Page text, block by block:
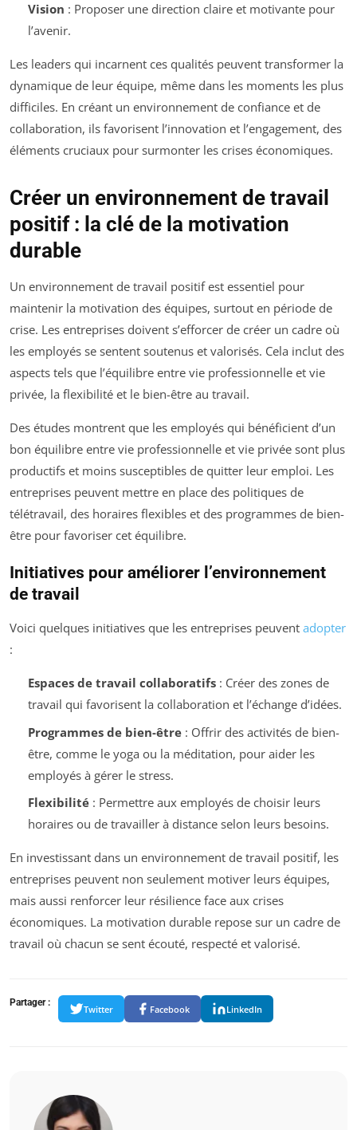
Vision : Proposer une direction claire et motivante pour
l’avenir.
Les leaders qui incarnent ces qualités peuvent transformer la
dynamique de leur équipe, même dans les moments les plus
difficiles. En créant un environnement de confiance et de
collaboration, ils favorisent l’innovation et l’engagement, des
éléments cruciaux pour surmonter les crises économiques.
Créer un environnement de travail
positif : la clé de la motivation
durable
Un environnement de travail positif est essentiel pour
maintenir la motivation des équipes, surtout en période de
crise. Les entreprises doivent s’efforcer de créer un cadre où
les employés se sentent soutenus et valorisés. Cela inclut des
aspects tels que l’équilibre entre vie professionnelle et vie
privée, la flexibilité et le bien-être au travail.
Des études montrent que les employés qui bénéficient d’un
bon équilibre entre vie professionnelle et vie privée sont plus
productifs et moins susceptibles de quitter leur emploi. Les
entreprises peuvent mettre en place des politiques de
télétravail, des horaires flexibles et des programmes de bien-
être pour favoriser cet équilibre.
Initiatives pour améliorer l’environnement
de travail
Voici quelques initiatives que les entreprises peuvent adopter
:
Espaces de travail collaboratifs: Créer des zones de
travail qui favorisent la collaboration et l’échange d’idées.
Programmes de bien-être: Offrir des activités de bien-
être, comme le yoga ou la méditation, pour aider les
employés à gérer le stress.
Flexibilité: Permettre aux employés de choisir leurs
horaires ou de travailler à distance selon leurs besoins.
En investissant dans un environnement de travail positif, les
entreprises peuvent non seulement motiver leurs équipes,
mais aussi renforcer leur résilience face aux crises
économiques. La motivation durable repose sur un cadre de
travail où chacun se sent écouté, respecté et valorisé.
Partager :
Twitter Facebook LinkedIn